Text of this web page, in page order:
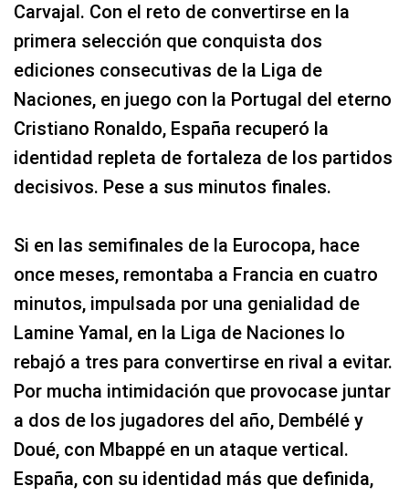
Carvajal. Con el reto de convertirse en la
primera selección que conquista dos
ediciones consecutivas de la Liga de
Naciones, en juego con la Portugal del eterno
Cristiano Ronaldo, España recuperó la
identidad repleta de fortaleza de los partidos
decisivos. Pese a sus minutos finales.
Si en las semifinales de la Eurocopa, hace
once meses, remontaba a Francia en cuatro
minutos, impulsada por una genialidad de
Lamine Yamal, en la Liga de Naciones lo
rebajó a tres para convertirse en rival a evitar.
Por mucha intimidación que provocase juntar
a dos de los jugadores del año, Dembélé y
Doué, con Mbappé en un ataque vertical.
España, con su identidad más que definida,